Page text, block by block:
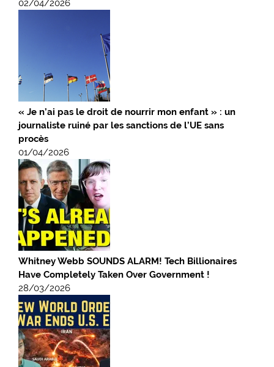
02/04/2026
« Je n’ai pas le droit de nourrir mon enfant » : un
journaliste ruiné par les sanctions de l’UE sans
procès
01/04/2026
Whitney Webb SOUNDS ALARM! Tech Billionaires
Have Completely Taken Over Government !
28/03/2026